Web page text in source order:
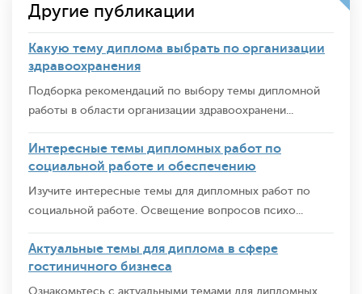
Другие публикации
Какую тему диплома выбрать по организации
здравоохранения
Подборка рекомендаций по выбору темы дипломной
работы в области организации здравоохранени...
Интересные темы дипломных работ по
социальной работе и обеспечению
Изучите интересные темы для дипломных работ по
социальной работе. Освещение вопросов психо...
Актуальные темы для диплома в сфере
гостиничного бизнеса
Ознакомьтесь с актуальными темами для дипломных